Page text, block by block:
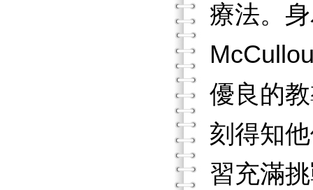
療法。
優良的
刻得知
習充滿